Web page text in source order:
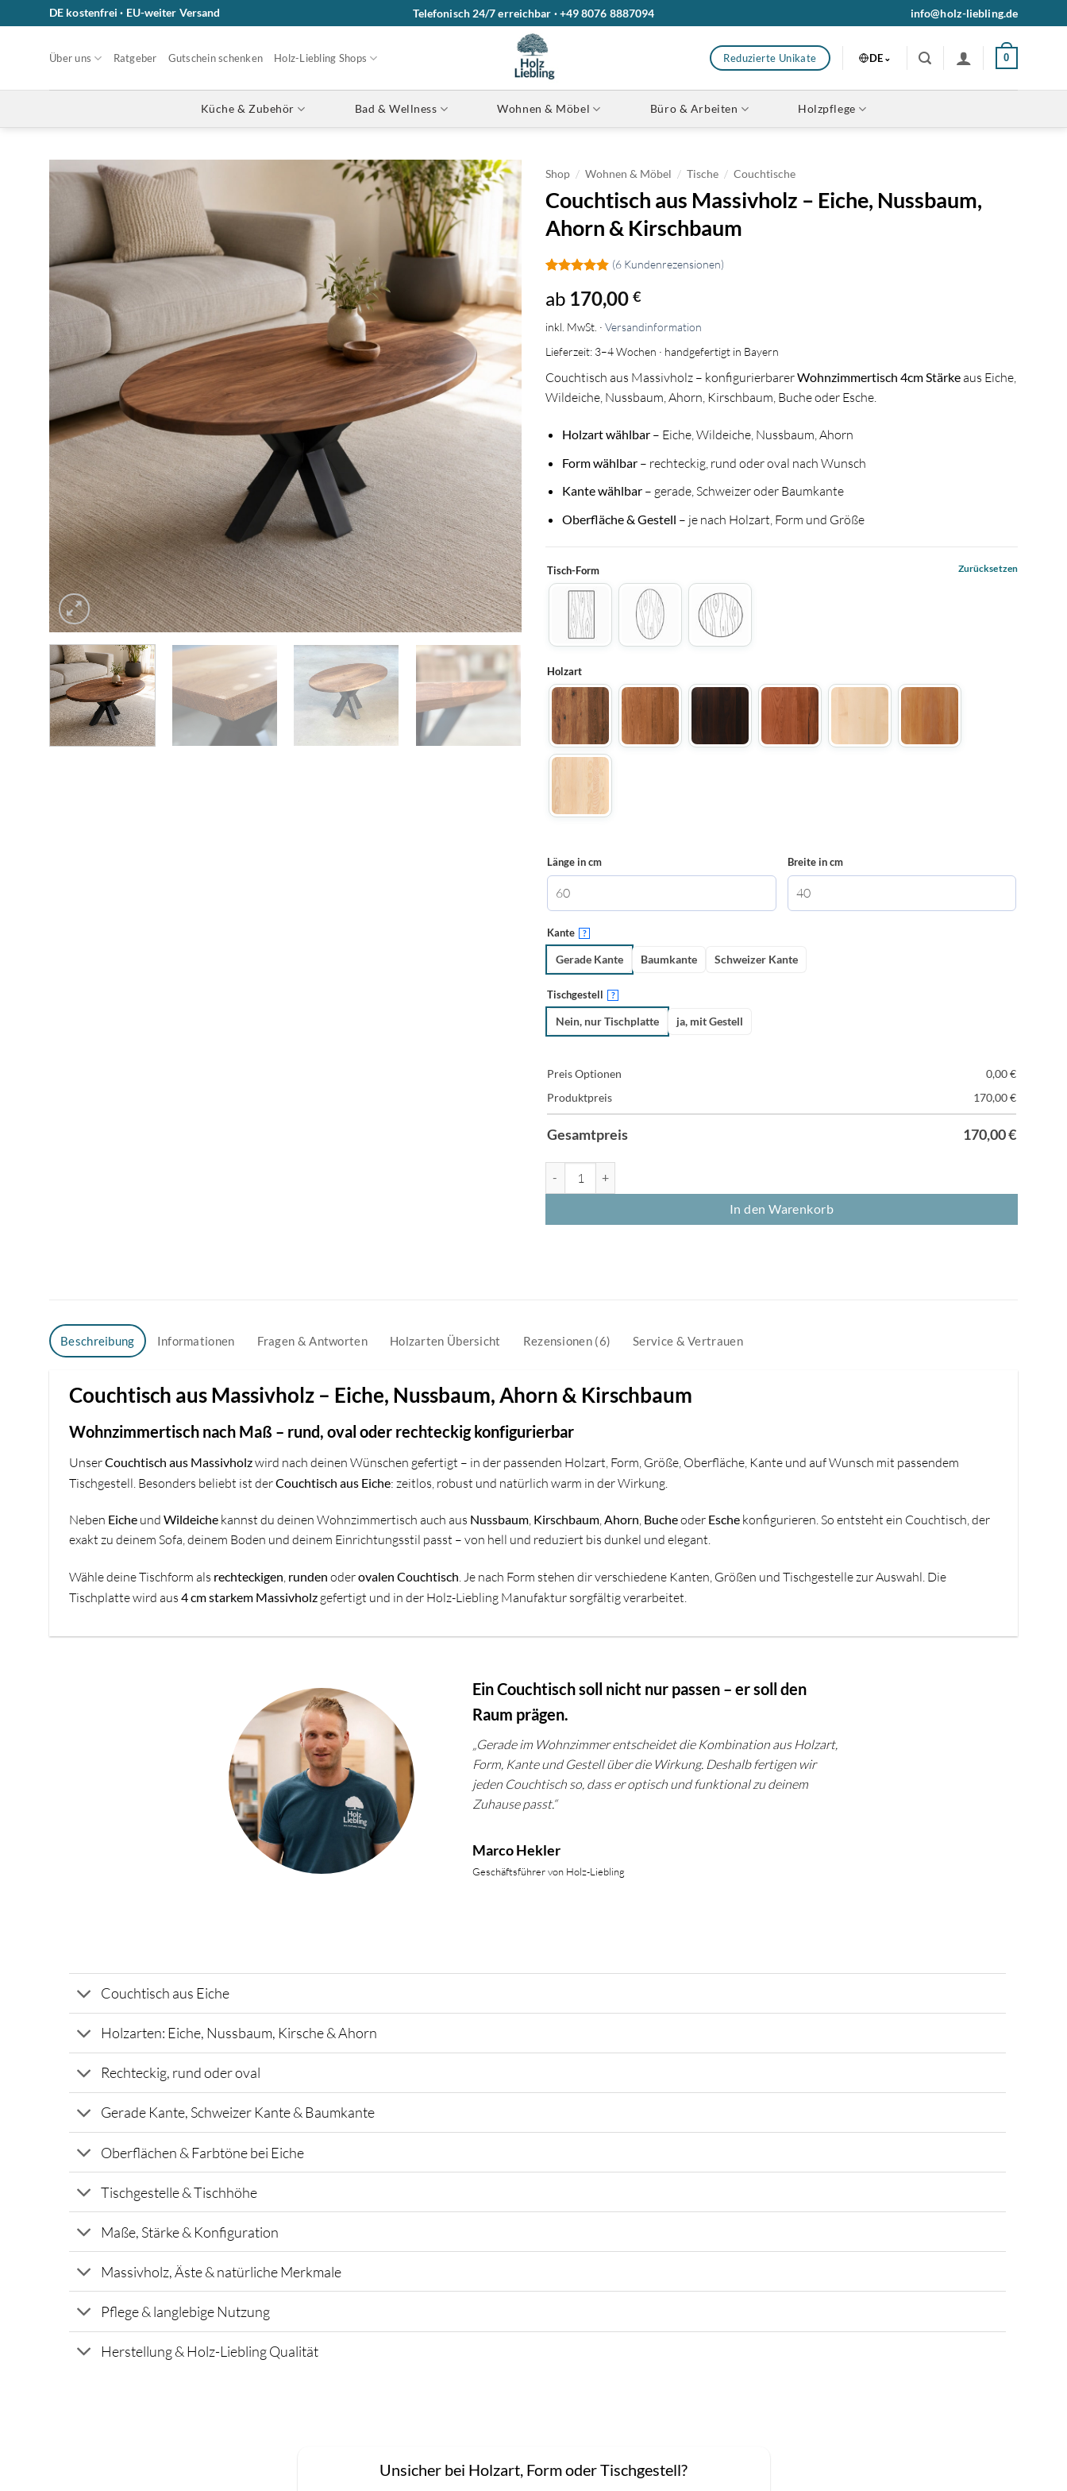
Inhalt
DE kostenfrei · EU-weiter Versand Telefonisch 24/7 erreichbar · +49 8076 8887094 info@holz-liebling.de
Über uns Ratgeber Gutschein schenken Holz-Liebling Shops Reduzierte Unikate DE 0
Küche & Zubehör Bad & Wellness Wohnen & Möbel Büro & Arbeiten Holzpflege
Shop / Wohnen & Möbel / Tische / Couchtische
Couchtisch aus Massivholz – Eiche, Nussbaum,
Ahorn & Kirschbaum
mit 4.83
von 5,
basierend
auf
Kundenbewertungen
(6Kundenrezensionen)
ab 170,00 €
inkl. MwSt. · Versandinformation
Lieferzeit: 3–4 Wochen · handgefertigt in Bayern
Couchtisch aus Massivholz – konfigurierbarerWohnzimmertisch 4cm Stärkeaus Eiche,
Wildeiche, Nussbaum, Ahorn, Kirschbaum, Buche oder Esche.
Holzart wählbar– Eiche, Wildeiche, Nussbaum, Ahorn
Form wählbar– rechteckig, rund oder oval nach Wunsch
Kante wählbar– gerade, Schweizer oder Baumkante
Oberfläche & Gestell – je nach Holzart, Form und Größe
Tisch-Form
Holzart
Zurücksetzen
Länge in cm Breite in cm
Kante ?
Gerade Kante Baumkante Schweizer Kante
Tischgestell ?
Nein, nur Tischplatte ja, mit Gestell
Preis Optionen 0,00€
Produktpreis
170,00€
Gesamtpreis 170,00€
In den Warenkorb
Beschreibung Informationen Fragen & Antworten Holzarten Übersicht Rezensionen (6) Service & Vertrauen
Couchtisch aus Massivholz – Eiche, Nussbaum, Ahorn & Kirschbaum
Wohnzimmertisch nach Maß – rund, oval oder rechteckig konfigurierbar
UnserCouchtisch aus Massivholzwird nach deinen Wünschen gefertigt – in der passenden Holzart, Form, Größe, Oberfläche, Kante und auf Wunsch mit passendem
Tischgestell. Besonders beliebt ist derCouchtisch aus Eiche: zeitlos, robust und natürlich warm in der Wirkung.
Neben Eiche und Wildeiche kannst du deinen Wohnzimmertisch auch aus Nussbaum, Kirschbaum,Ahorn, Bucheoder Esche konfigurieren. So entsteht ein Couchtisch, der
exakt zu deinem Sofa, deinem Boden und deinem Einrichtungsstil passt – von hell und reduziert bis dunkel und elegant.
Wähle deine Tischform als rechteckigen, runden oderovalen Couchtisch. Je nach Form stehen dir verschiedene Kanten, Größen und Tischgestelle zur Auswahl. Die
Tischplatte wird aus 4 cm starkem Massivholz gefertigt und in der Holz-Liebling Manufaktur sorgfältig verarbeitet.
Ein Couchtisch soll nicht nur passen – er soll den
Raum prägen.
„Gerade im Wohnzimmer entscheidet die Kombination aus Holzart,
Form, Kante und Gestell über die Wirkung. Deshalb fertigen wir
jeden Couchtisch so, dass er optisch und funktional zu deinem
Zuhause passt.“
Marco Hekler
Geschäftsführer von Holz-Liebling
Couchtisch aus Eiche
Holzarten: Eiche, Nussbaum, Kirsche & Ahorn
Rechteckig, rund oder oval
Gerade Kante, Schweizer Kante & Baumkante
Oberflächen & Farbtöne bei Eiche
Tischgestelle & Tischhöhe
Maße, Stärke & Konfiguration
Massivholz, Äste & natürliche Merkmale
Pflege & langlebige Nutzung
Herstellung & Holz-Liebling Qualität
Unsicher bei Holzart, Form oder Tischgestell?